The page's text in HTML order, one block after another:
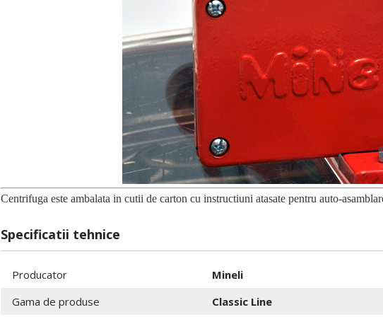
Centrifuga este ambalata in cutii de carton cu instructiuni atasate pentru auto-
Specificatii tehnice
Producator
Mineli
Gama de produse
Classic Line